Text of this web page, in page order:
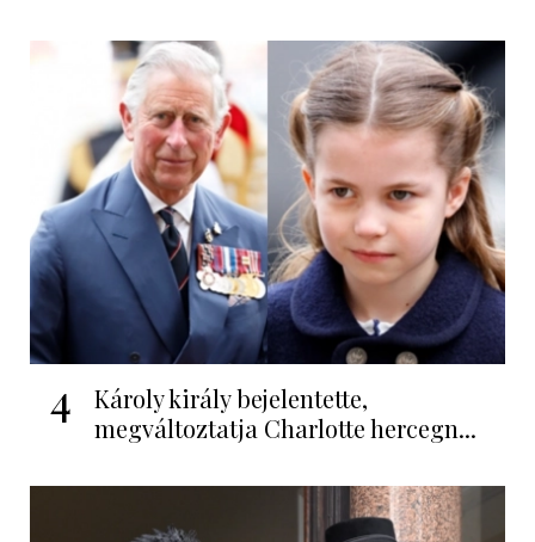
4
Károly király bejelentette,
megváltoztatja Charlotte hercegn...